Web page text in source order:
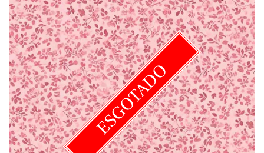
ESGOTADO